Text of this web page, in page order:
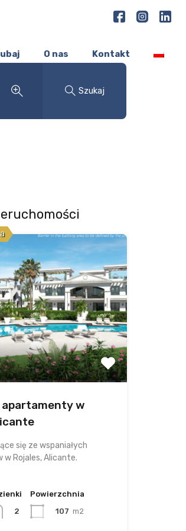
O nas Kontakt
Szukaj
apartamenty w
się ze wspaniałych
Rojales, Alicante.
2
Powierzchnia
107 m2